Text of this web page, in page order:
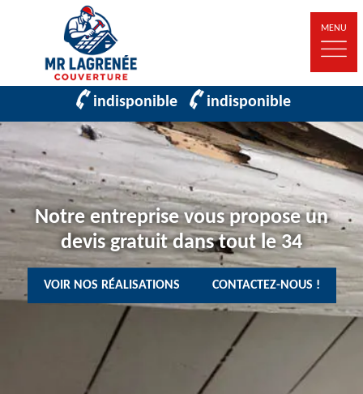
MENU
indisponible indisponible
Notre entreprise vous propose un
devis gratuit dans tout le 34
VOIR NOS RÉALISATIONS CONTACTEZ-NOUS !